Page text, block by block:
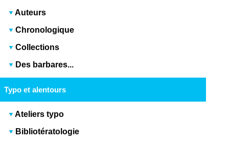
Auteurs
Chronologique
Collections
Des barbares...
Typo et alentours
Ateliers typo
Bibliotératologie